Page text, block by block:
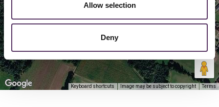
Allow selection
Deny
Keyboard shortcuts Image may be subject to copyright Terms